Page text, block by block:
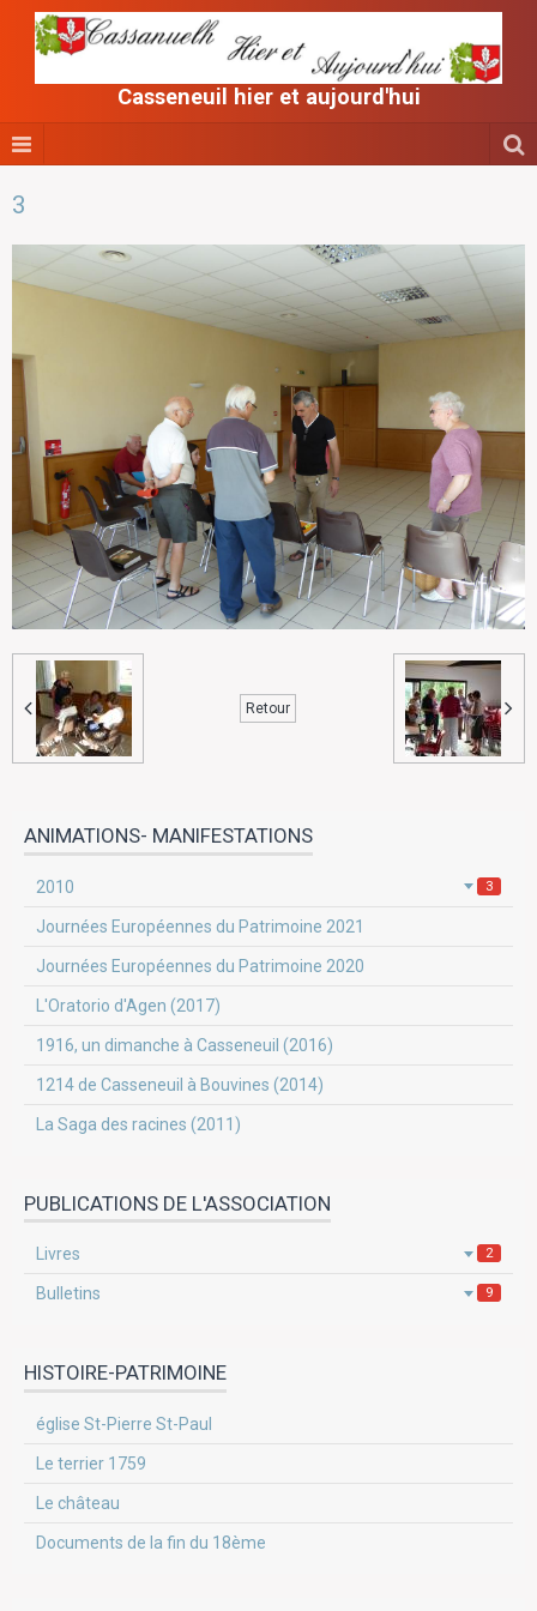
Casseneuil hier et aujourd'hui
3
Retour
ANIMATIONS- MANIFESTATIONS
2010 3
Journées Européennes du Patrimoine 2021
Journées Européennes du Patrimoine 2020
L'Oratorio d'Agen (2017)
1916, un dimanche à Casseneuil (2016)
1214 de Casseneuil à Bouvines (2014)
La Saga des racines (2011)
PUBLICATIONS DE L'ASSOCIATION
Livres 2
Bulletins 9
HISTOIRE-PATRIMOINE
église St-Pierre St-Paul
Le terrier 1759
Le château
Documents de la fin du 18ème